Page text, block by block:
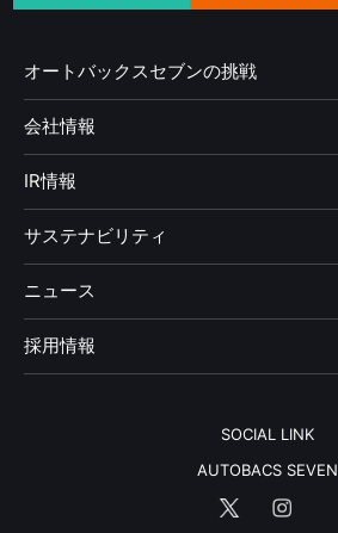
オートバックスセブンの挑戦
会社情報
IR情報
サステナビリティ
ニュース
採用情報
SOCIAL LINK
AUTOBACS SEVEN